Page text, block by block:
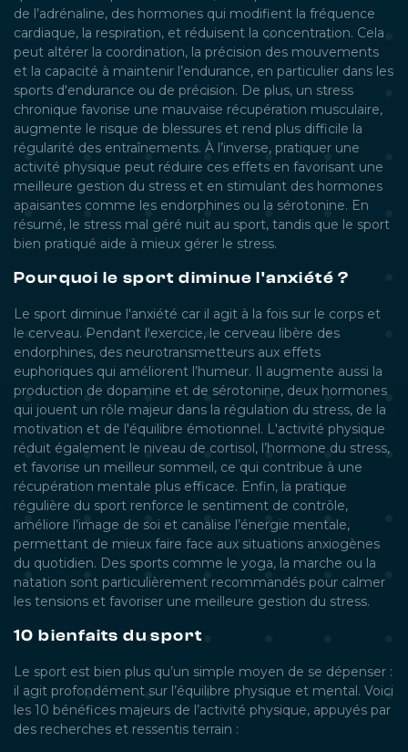
de l’adrénaline, des hormones qui modifient la fréquence
cardiaque, la respiration, et réduisent la concentration. Cela
peut altérer la coordination, la précision des mouvements
et la capacité à maintenir l’endurance, en particulier dans les
sports d'endurance ou de précision. De plus, un stress
chronique favorise une mauvaise récupération musculaire,
augmente le risque de blessures et rend plus difficile la
régularité des entraînements. À l’inverse, pratiquer une
activité physique peut réduire ces effets en favorisant une
meilleure gestion du stress et en stimulant des hormones
apaisantes comme les endorphines ou la sérotonine. En
résumé, le stress mal géré nuit au sport, tandis que le sport
bien pratiqué aide à mieux gérer le stress.
Pourquoi le sport diminue l'anxiété ?
Le sport diminue l'anxiété car il agit à la fois sur le corps et
le cerveau. Pendant l'exercice, le cerveau libère des
endorphines, des neurotransmetteurs aux effets
euphoriques qui améliorent l’humeur. Il augmente aussi la
production de dopamine et de sérotonine, deux hormones
qui jouent un rôle majeur dans la régulation du stress, de la
motivation et de l'équilibre émotionnel. L'activité physique
réduit également le niveau de cortisol, l’hormone du stress,
et favorise un meilleur sommeil, ce qui contribue à une
récupération mentale plus efficace. Enfin, la pratique
régulière du sport renforce le sentiment de contrôle,
améliore l’image de soi et canalise l’énergie mentale,
permettant de mieux faire face aux situations anxiogènes
du quotidien. Des sports comme le yoga, la marche ou la
natation sont particulièrement recommandés pour calmer
les tensions et favoriser une meilleure gestion du stress.
10 bienfaits du sport
Le sport est bien plus qu’un simple moyen de se dépenser :
il agit profondément sur l’équilibre physique et mental. Voici
les 10 bénéfices majeurs de l’activité physique, appuyés par
des recherches et ressentis terrain :